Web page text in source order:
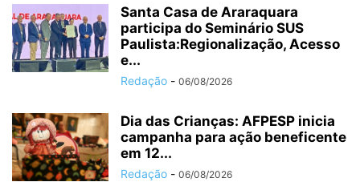
Santa Casa de Araraquara
participa do Seminário SUS
Paulista:Regionalização, Acesso
e...
Redação - 06/08/2026
Dia das Crianças: AFPESP inicia
campanha para ação beneficente
em 12...
Redação - 06/08/2026